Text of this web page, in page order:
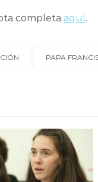
completa aquí.
PAPA